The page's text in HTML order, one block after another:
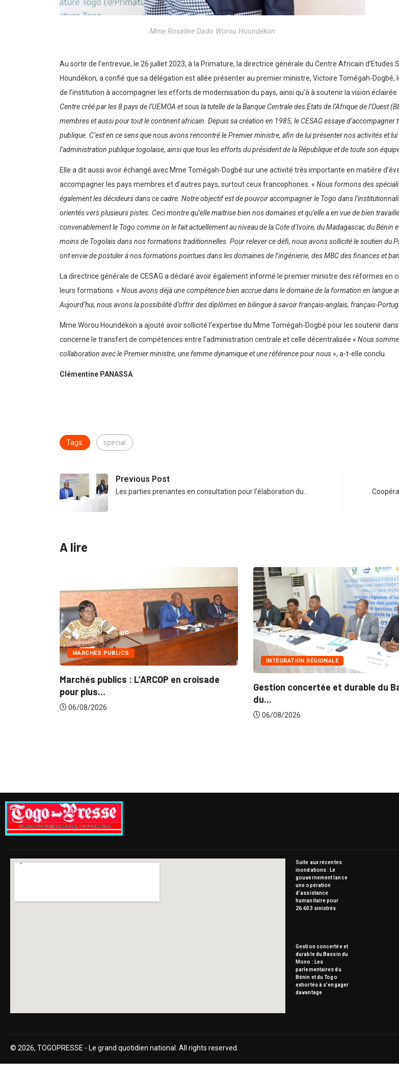
Mme Rosaline Dado Worou Houndékon
Au sortir de l’entrevue, le 26 juillet 2023, à la Primature, la directrice générale du Centre Africain d’Etudes
Houndékon, a confié que sa délégation est allée présenter au premier ministre, Victoire Tomégah-
de l’institution à accompagner les efforts de modernisation du pays, ainsi qu’à à soutenir la vision
Centre créé par les 8 pays de l’UEMOA et sous la tutelle de la Banque Centrale des Etats de l’Afrique de
membres et aussi pour tout le continent africain. Depuis sa création en 1985, le CESAG essaye
publique. C’est en ce sens que nous avons rencontré le Premier ministre, afin de lui présenter nos activités et
l’administration publique togolaise, ainsi que tous les efforts du président de la République et de toute son
Elle a dit aussi avoir échangé avec Mme Tomégah-Dogbé sur une activité très importante en matière
accompagner les pays membres et d’autres pays, surtout ceux francophones. « Nous formons des
également les décideurs dans ce cadre. Notre objectif est de pouvoir accompagner le Togo dans
orientés vers plusieurs pistes. Ceci montre qu’elle maitrise bien nos domaines et qu’elle a en vue de bien
convenablement le Togo comme on le fait actuellement au niveau de la Cote d’Ivoire, du Madagascar, du Bénin
moins de Togolais dans nos formations traditionnelles. Pour relever ce défi, nous avons sollicité le soutien du
ont envie de postuler à nos formations pointues dans les domaines de l’ingénierie, des MBC des finances et
La directrice générale de CESAG a déclaré avoir également informé le premier ministre des réformes en
leurs formations. « Nous avons déjà une compétence bien accrue dans le domaine de la formation en langue
Aujourd’hui, nous avons la possibilité d’offrir des diplômes en bilingue à savoir français-anglais, français-
Mme Worou Houndékon a ajouté avoir sollicité l’expertise du Mme Tomégah-Dogbé pour les soutenir
concerne le transfert de compétences entre l’administration centrale et celle décentralisée « Nous
collaboration avec le Premier ministre, une femme dynamique et une référence pour nous », a-t-elle conclu.
Clémentine PANASSA
Tags: special
Previous Post
Les parties prenantes en consultation pour l’élaboration du…
A lire
: L’ARCOP en croisade
INTÉGRATION RÉGIONALE
Gestion concertée et durable du Bassin
INNONDATIONS
Suite aux
gouvernement
Suite aux récentes
inondations : Le
gouvernement lance
une opération
d’assistance
humanitaire pour
26.603 sinistrés
Gestion concertée et
durable du Bassin du
Mono : Les
parlementaires du
Bénin et du Togo
exhortés à s’engager
davantage
© 2026, TOGOPRESSE - Le grand quotidien national. All rights reserved.